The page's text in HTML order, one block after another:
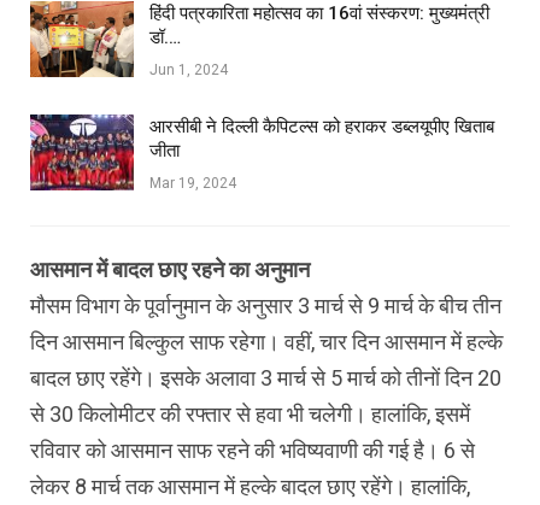
हिंदी पत्रकारिता महोत्सव का 16वां संस्करण: मुख्यमंत्री
डॉ.…
Jun 1, 2024
आरसीबी ने दिल्ली कैपिटल्स को हराकर डब्लयूपीए खिताब
जीता
Mar 19, 2024
आसमान में बादल छाए रहने का अनुमान
मौसम विभाग के पूर्वानुमान के अनुसार 3 मार्च से 9 मार्च के बीच तीन
दिन आसमान बिल्कुल साफ रहेगा। वहीं, चार दिन आसमान में हल्के
बादल छाए रहेंगे। इसके अलावा 3 मार्च से 5 मार्च को तीनों दिन 20
से 30 किलोमीटर की रफ्तार से हवा भी चलेगी। हालांकि, इसमें
रविवार को आसमान साफ रहने की भविष्यवाणी की गई है। 6 से
लेकर 8 मार्च तक आसमान में हल्के बादल छाए रहेंगे। हालांकि,